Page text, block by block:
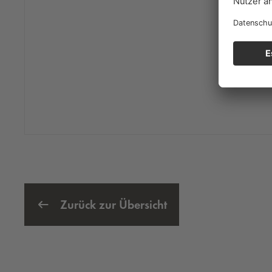
Zurück zur Übersicht